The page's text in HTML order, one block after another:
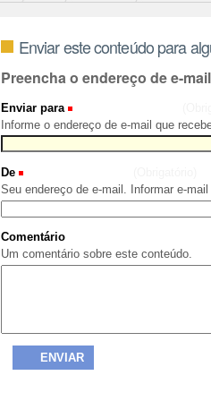
Enviar este conteúdo para
Preencha o endereço de e-
Enviar para
Informe o endereço de e-mail que
De
Seu endereço de e-mail. Informar e-
Comentário
Um comentário sobre este conteúdo.